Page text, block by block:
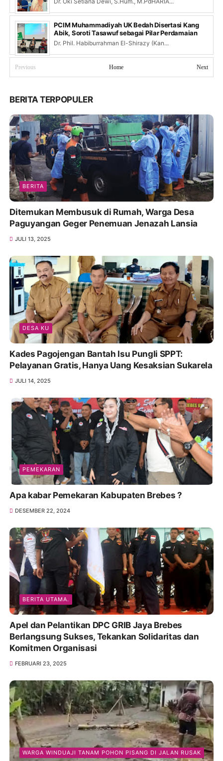
PCIM Muhammadiyah UK Bedah Disertasi Kang
Abik, Soroti Tasawuf sebagai Pilar Perdamaian
Dr. Phil. Habiburrahman El-Shirazy (Kan...
Previous Next
Home
BERITA TERPOPULER
BERITA
Ditemukan Membusuk di Rumah, Warga Desa
Paguyangan Geger Penemuan Jenazah Lansia
JULI 13, 2025
DESA KU
Kades Pagojengan Bantah Isu Pungli SPPT:
Pelayanan Gratis, Hanya Uang Kesaksian Sukarela
JULI 14, 2025
PEMEKARAN
Apa kabar Pemekaran Kabupaten Brebes ?
DESEMBER 22, 2024
BERITA UTAMA.
Apel dan Pelantikan DPC GRIB Jaya Brebes
Berlangsung Sukses, Tekankan Solidaritas dan
Komitmen Organisasi
FEBRUARI 23, 2025
WARGA WINDUAJI TANAM POHON PISANG DI JALAN RUSAK